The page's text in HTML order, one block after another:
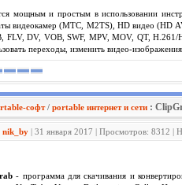
мощным и простым в использовании
видеокамер (МТС, M2TS), HD видео (HD
FLV, DV, VOB, SWF, MPV, MOV, QT, H.261/
переходы, изменить видео-
софт/ portable интернет и сети :
nik_by | 31 января 2017 | Просмотров: 8312 |
- программа для скачивания и